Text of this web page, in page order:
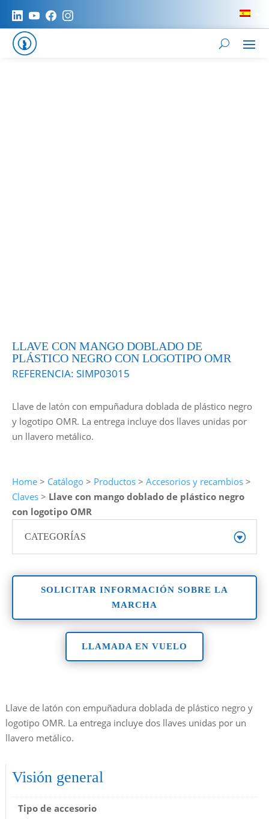
LLAVE CON MANGO DOBLADO DE
PLÁSTICO NEGRO CON LOGOTIPO OMR
REFERENCIA: SIMP03015
Llave de latón con empuñadura doblada de plástico negro
y logotipo OMR. La entrega incluye dos llaves unidas por
un llavero metálico.
Home> Catálogo> Productos> Accesorios y recambios>
Claves> Llave con mango doblado de plástico negro
con logotipo OMR
CATEGORÍAS
SOLICITAR INFORMACIÓN SOBRE LA
MARCHA
LLAMADA EN VUELO
Llave de latón con empuñadura doblada de plástico negro y
logotipo OMR. La entrega incluye dos llaves unidas por un
llavero metálico.
Visión general
Tipo de accesorio